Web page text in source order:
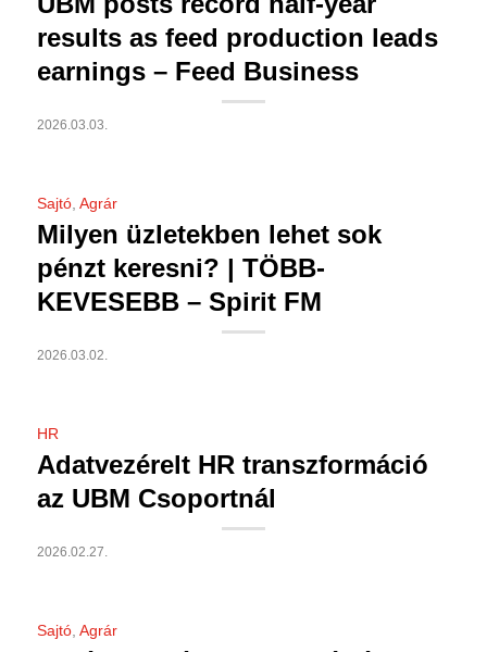
results as feed production leads
earnings – Feed Business
2026.03.03.
Sajtó, Agrár
Milyen üzletekben lehet sok
pénzt keresni? | TÖBB-
KEVESEBB – Spirit FM
2026.03.02.
HR
Adatvezérelt HR transzformáció
az UBM Csoportnál
2026.02.27.
Sajtó, Agrár